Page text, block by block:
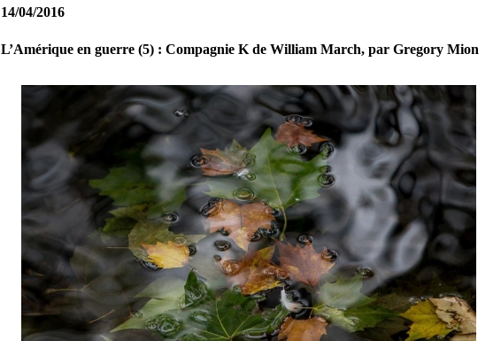
14/04/2016
L’Amérique en guerre (5) : Compagnie K de William March, par Gregory Mion